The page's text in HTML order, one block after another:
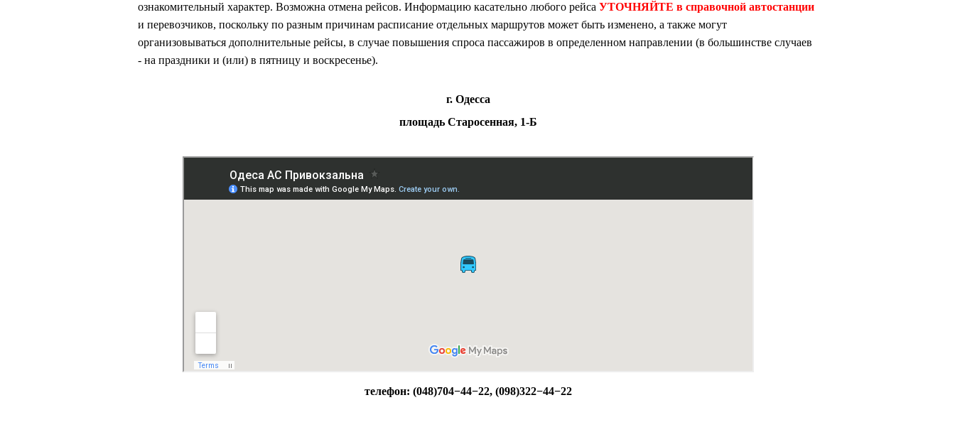
ознакомительный характер. Возможна отмена рейсов. Информацию касательно любого рейса УТОЧНЯЙТЕ в справочной автостанции
и перевозчиков, поскольку по разным причинам расписание отдельных маршрутов может быть изменено, а также могут
организовываться дополнительные рейсы, в случае повышения спроса пассажиров в определенном направлении (в большинстве случаев
- на праздники и (или) в пятницу и воскресенье).
г. Одесса
площадь Старосенная, 1-Б
телефон: (048)704−44−22, (098)322−44−22